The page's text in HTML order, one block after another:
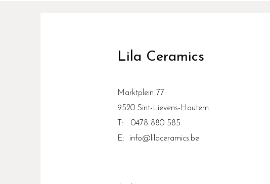
Lila Ceramics
Marktplein 77
9520 Sint-Lievens-Houtem
T: 0478 880 585
E: info@lilaceramics.be